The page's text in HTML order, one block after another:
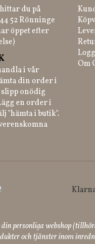
du på
52 Rönninge
öppet efter
i vår
din order i
onödig
en order i
"hämta i butik".
Om
personliga webshop
och tjänster inom